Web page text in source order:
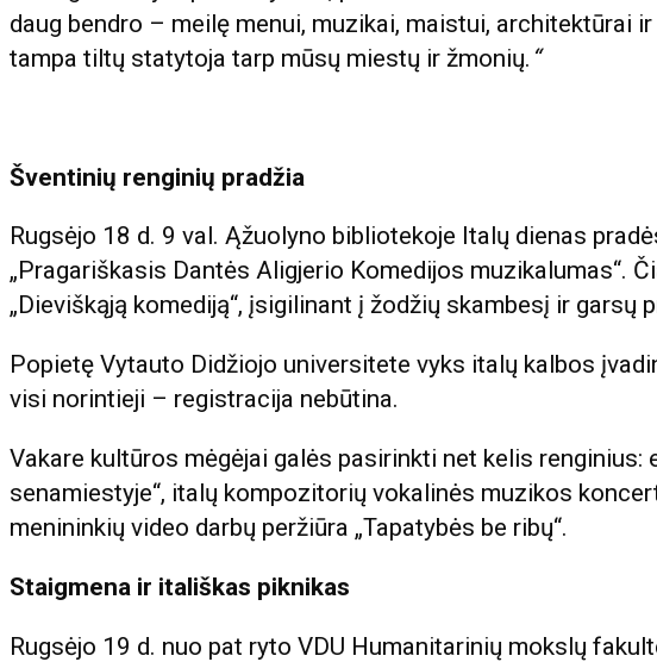
daug bendro – meilę menui, muzikai, maistui, architektūrai
tampa tiltų statytoja tarp mūsų miestų ir žmonių. “
Šventinių renginių pradžia
Rugsėjo 18 d. 9 val. Ąžuolyno bibliotekoje Italų dienas
„Pragariškasis Dantės Aligjerio Komedijos muzikalumas“.
„Dieviškąją komediją“, įsigilinant į žodžių skambesį ir garsų
Popietę Vytauto Didžiojo universitete vyks italų kalbos
visi norintieji – registracija nebūtina.
Vakare kultūros mėgėjai galės pasirinkti net kelis renginius:
senamiestyje“, italų kompozitorių vokalinės muzikos
menininkių video darbų peržiūra „Tapatybės be ribų“.
Staigmena ir itališkas piknikas
Rugsėjo 19 d. nuo pat ryto VDU Humanitarinių mokslų